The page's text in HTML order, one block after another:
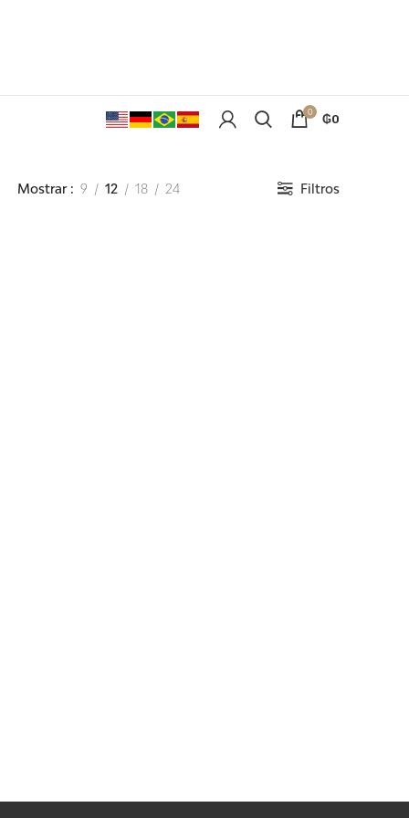
0 ₲0
Mostrar 9 12 18 24 Filtros